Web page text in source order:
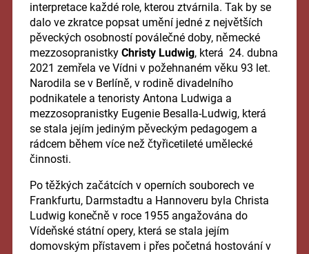
interpretace každé role, kterou ztvárnila. Tak by se
dalo ve zkratce popsat umění jedné z největších
pěveckých osobností poválečné doby, německé
mezzosopranistky Christy Ludwig, která 24. dubna
2021 zemřela ve Vídni v požehnaném věku 93 let.
Narodila se v Berlíně, v rodině divadelního
podnikatele a tenoristy Antona Ludwiga a
mezzosopranistky Eugenie Besalla-Ludwig, která
se stala jejím jediným pěveckým pedagogem a
rádcem během více než čtyřicetileté umělecké
činnosti.
Po těžkých začátcích v operních souborech ve
Frankfurtu, Darmstadtu a Hannoveru byla Christa
Ludwig konečně v roce 1955 angažována do
Vídeňské státní opery, která se stala jejím
domovským přístavem i přes početná hostování v